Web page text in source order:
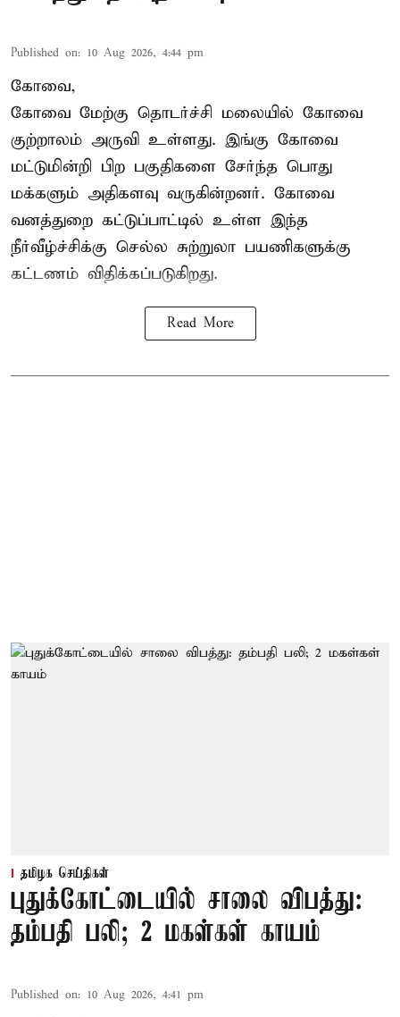
Published on: 10 Aug 2026, 4:44 pm
கோவை,
கோவை மேற்கு தொடர்ச்சி மலையில் கோவை
குற்றாலம் அருவி உள்ளது. இங்கு கோவை
மட்டுமின்றி பிற பகுதிகளை சேர்ந்த பொது
மக்களும் அதிகளவு வருகின்றனர். கோவை
வனத்துறை கட்டுப்பாட்டில் உள்ள இந்த
நீர்வீழ்ச்சிக்கு செல்ல சுற்றுலா பயணிகளுக்கு
கட்டணம் விதிக்கப்படுகிறது.
Read More
தமிழக செய்திகள்
புதுக்கோட்டையில் சாலை விபத்து:
தம்பதி பலி; 2 மகள்கள் காயம்
Published on: 10 Aug 2026, 4:41 pm